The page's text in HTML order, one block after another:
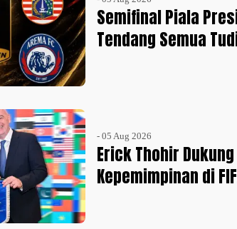
Semifinal Piala
Tendang Semua
- 05 Aug 2026
Erick Thohir
Kepemimpinan di